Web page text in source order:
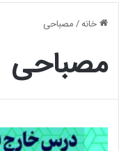
خانه/مصباحی
مصباحی